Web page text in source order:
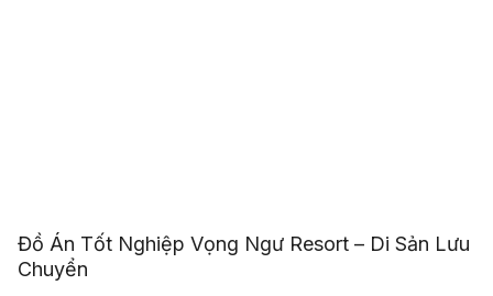
Đồ Án Tốt Nghiệp Vọng Ngư Resort – Di Sản Lưu
Chuyển